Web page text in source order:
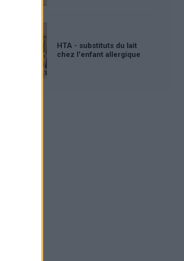
HTA - substituts du lait
chez l'enfant allergique